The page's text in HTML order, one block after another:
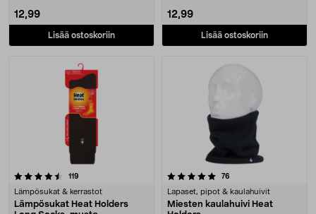
12,99
Lisää ostoskoriin
12,99
Lisää ostoskoriin
119
Lämpösukat & kerrastot
Lämpösukat Heat Holders
5.0 viidestä tähdestä 76
Lapaset, pipot & kaulahuivit
Miesten kaulahuivi Heat